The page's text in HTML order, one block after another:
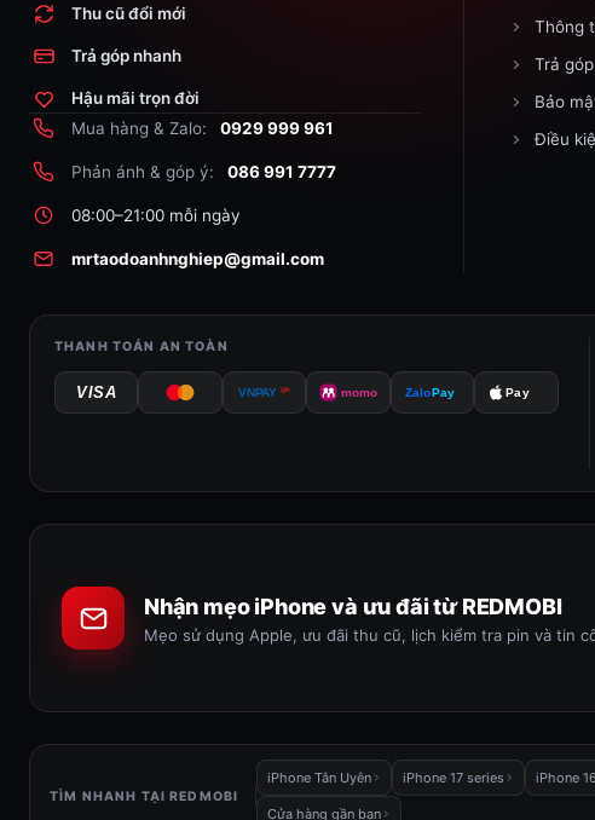
Thu cũ đổi mới
Trả góp nhanh
Hậu mãi trọn đời
Mua hàng & Zalo:
0929 999 961
Phản ánh & góp ý: 086 991 7777
08:00–21:00 mỗi ngày
mrtaodoanhnghiep@gmail.com
Thông
Trả
Bảo
Điều
THANH TOÁN AN TOÀN
VISA VNPAY QR momo Zalo Pay Pay
Nhận mẹo iPhone và ưu đãi từ REDMOBI
Mẹo sử dụng Apple, ưu đãi thu cũ, lịch kiểm tra pin và tin
TÌM NHANH TẠI REDMOBI
iPhone Tân Uyên iPhone 17 series iPhone
Cửa hàng gần bạn